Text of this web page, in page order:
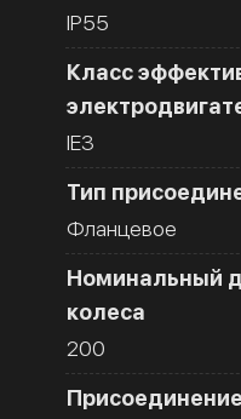
IP55
Класс
IE3
Тип
Фланцевое
Номинальный
колеса
200